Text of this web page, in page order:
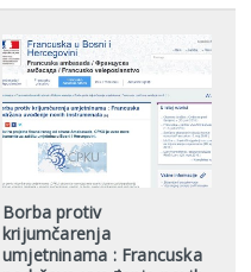
Borba protiv
krijumčarenja
umjetninama : Francuska